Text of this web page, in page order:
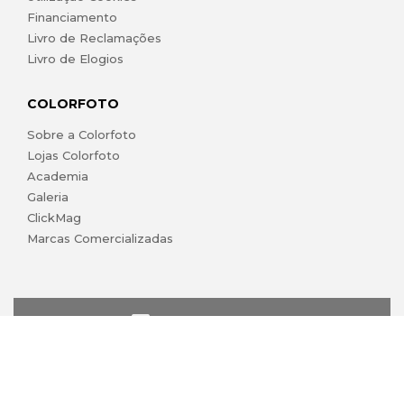
Financiamento
Livro de Reclamações
Livro de Elogios
COLORFOTO
Sobre a Colorfoto
Lojas Colorfoto
Academia
Galeria
ClickMag
Marcas Comercializadas
lojaonline@colorfoto.pt